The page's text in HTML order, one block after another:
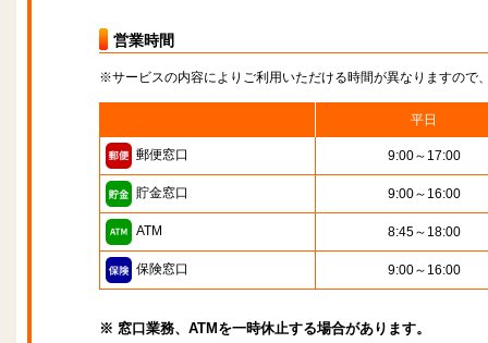
営業時間
※サービスの内容によりご利用いただける時間が異なりますので
平日
郵便窓口 9:00～17:00
貯金窓口 9:00～16:00
ATM 8:45～18:00
保険窓口 9:00～16:00
※ 窓口業務、ATMを一時休止する場合があります。